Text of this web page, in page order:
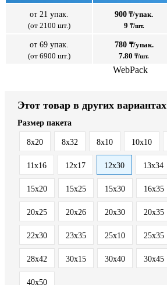
от 21 упак.
(от 2100 шт.)
900 ₸/упак.
9 ₸/шт.
от 69 упак.
(от 6900 шт.)
780 ₸/упак.
7.80 ₸/шт.
WebPack
Этот товар в других вариантах
Размер пакета
8x20 8x32 8х10 10x10
11x16 12x17 12x30 13x34
15x20 15x25 15x30 16x35
20x25 20x26 20x30 20x35
22x30 23x35 25x10 25x35
28x42 30x15 30x40 30x45
40x50